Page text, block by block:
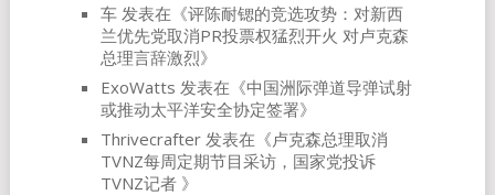
车发表在《评陈耐锶的竞选攻势：对新西
兰优先党取消PR投票权猛烈开火 对卢克森
总理言辞激烈》
ExoWatts 发表在《中国洲际弹道导弹试射
或推动太平洋安全协定签署》
Thrivecrafter发表在《卢克森总理取消
TVNZ每周定期节目采访，国家党投诉
TVNZ记者 》